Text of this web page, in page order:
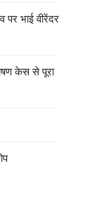
से भरी
पर भाई वीरेंदर
केस से पूरा